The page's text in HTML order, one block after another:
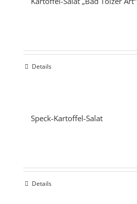
Details
Speck-Kartoffel-Salat
Details